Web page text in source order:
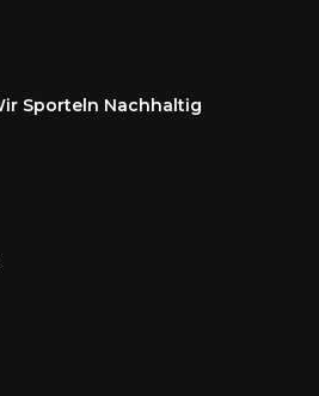
Sporteln Nachhaltig